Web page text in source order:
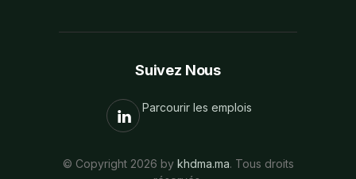
Suivez Nous
Parcourir les emplois
© Copyright 2026 by khdma.ma. Tous droits